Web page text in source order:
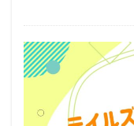
竹之内和久
竹
竹内結子
竹内順子
秋